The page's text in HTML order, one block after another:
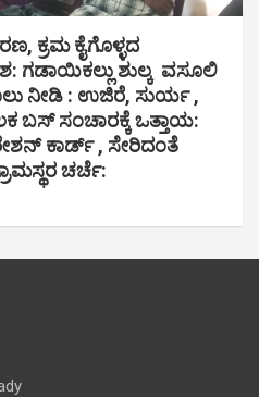
ಕ್ರಮ ಕೈಗೊಳ್ಳದ
ಗಡಾಯಿಕಲ್ಲು ಶುಲ್ಕ ವಸೂಲಿ
ನೀಡಿ : ಉಜಿರೆ, ಸುರ್ಯ ,
ಬಸ್ ಸಂಚಾರಕ್ಕೆ ಒತ್ತಾಯ:
ಕಾರ್ಡ್ , ಸೇರಿದಂತೆ
ಚರ್ಚೆ: